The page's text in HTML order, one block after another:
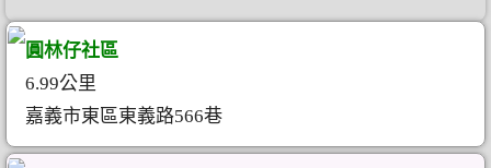
圓林仔社區
6.99公里
嘉義市東區東義路566巷